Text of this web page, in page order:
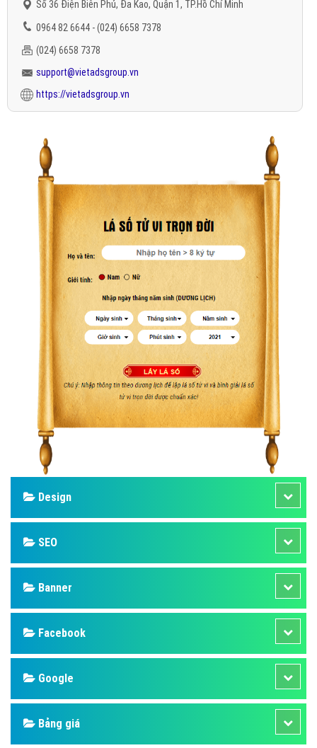
Số 36 Điện Biên Phủ, Đa Kao, Quận 1, TP.Hồ Chí Minh
0964 82 6644 - (024) 6658 7378
(024) 6658 7378
support@vietadsgroup.vn
https://vietadsgroup.vn
Design
SEO
Banner
Facebook
Google
Bảng giá